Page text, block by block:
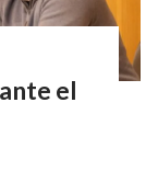
el